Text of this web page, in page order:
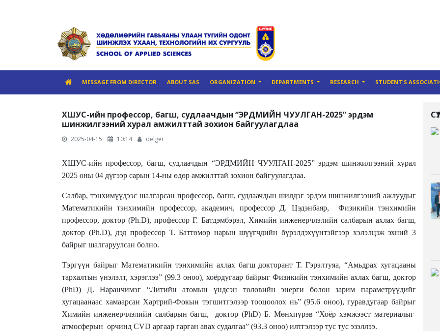
MESSAGE FROM DIRECTOR ABOUT SAS ORGANIZATION DEPARTMENTS RESEARCH STUDENT'S
ХШУС-ийн профессор, багш, судлаачдын “ЭРДМИЙН ЧУУЛГАН-2025” эрдэм
шинжилгээний хурал амжилттай зохион байгуулагдлаа
2025-04-15 10:14 delger
ХШУС-ийн профессор, багш, судлаачдын “ЭРДМИЙН ЧУУЛГАН-2025” эрдэм шинжилгээний хурал
2025 оны 04 дүгээр сарын 14-ны өдөр амжилттай зохион байгуулагдлаа.
Салбар, тэнхимүүдээс шалгарсан профессор, багш, судлаачдын шилдэг эрдэм шинжилгээний ажлуудыг
Математикийн тэнхимийн профессор, академич, профессорД. Цэдэнбаяр, Физикийн тэнхимийн
профессор, доктор (Ph.D), профессор Г. Батдэмбэрэл, Химийн инженерчлэлийн салбарын ахлах багш,
доктор (Ph.D), дэд профессор Т. Баттөмөр нарын шүүгчдийн бүрэлдэхүүнтэйгээр хэлэлцэж эхний 3
байрыг шалгаруулсан болно.
Тэргүүн байрыг Математикийн тэнхимийн ахлах багш докторант Т. Гэрэлтуяа, “Амьдрах хугацааны
тархалтын үнэлэлт, хэрэглээ” (99.3 оноо), хоёрдугаар байрыг Физикийн тэнхимийн ахлах багш, доктор
(PhD) Д. Наранчимэг “Литийн атомын үндсэн төлөвийн энерги болон зарим параметрүүдийг
хугацаанаас хамаарсан Хартрий-Фокын тэгшитгэлээр тооцоолох нь” (95.6 оноо), гуравдугаар байрыг
Химийн инженерчлэлийн салбарын багш,
доктор (PhD) Б. Мөнхпүрэв “Хоёр хэмжээст материалыг
атмосферын орчинд CVD аргаар гарган авах судалгаа” (93.3 оноо) илтгэлээр тус тус эзэллээ.